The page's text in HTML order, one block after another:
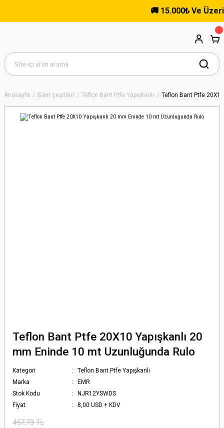
🚚 15.000₺ Ve Üzeri
Anasayfa Bant çeşitleri Teflon Bant Ptfe Yapışkanlı Teflon Bant Ptfe
Teflon Bant Ptfe 20X10 Yapışkanlı 20
mm Eninde 10 mt Uzunluğunda Rulo
Kategori
Teflon Bant Ptfe Yapışkanlı
Marka
EMR
Stok Kodu
NJR12YSWDS
Fiyat
8,00 USD + KDV
457,73 TL